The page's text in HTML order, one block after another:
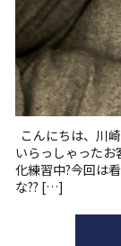
こんにちは、川
いらっしゃった
化練習中?今回は
な?? […]